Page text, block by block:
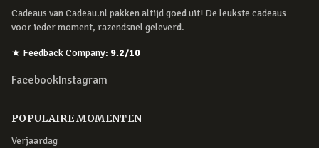
Cadeaus van Cadeau.nl pakken altijd goed uit! De leukste cadeaus
voor ieder moment, razendsnel geleverd.
★ Feedback Company: 9.2/10
FacebookInstagram
POPULAIRE MOMENTEN
Verjaardag